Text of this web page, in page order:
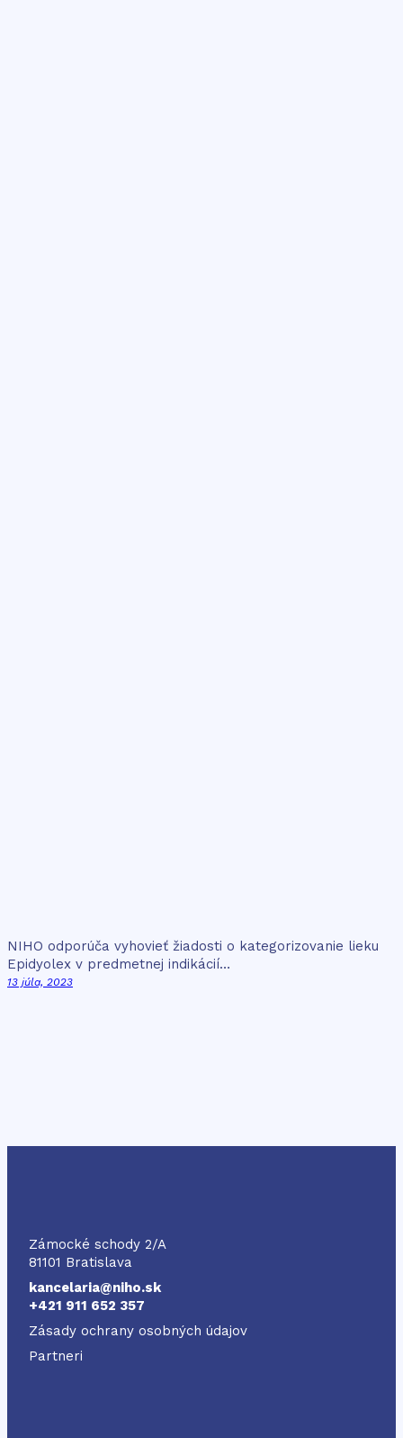
NIHO odporúča vyhovieť žiadosti o kategorizovanie lieku
Epidyolex v predmetnej indikácií…
13 júla, 2023
NIHO
Zámocké schody 2/A
81101 Bratislava
kancelaria@niho.sk
+421 911 652 357
Zásady ochrany osobných údajov
Partneri